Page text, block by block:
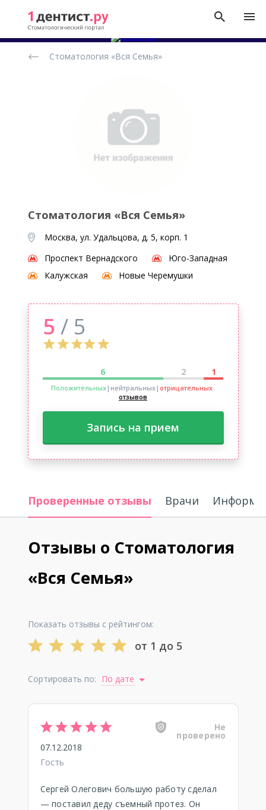
стоматологических
Стоматология «Вся Семья»
Стоматология «Вся Семья»
Москва, ул. Удальцова, д. 5, корп. 1
Проспект Вернадского
Юго-Западная
Калужская
Новые Черемушки
5 / 5
6 2 1
Положительных|нейтральных| отрицательных
отзывов
Запись на прием
Проверенные отзывы Врачи
Отзывы о Стоматология
«Вся Семья»
Показать отзывы с рейтингом:
от 1 до 5
Сортировать по: По дате
Не
проверено
07.12.2018
Гость
Сергей Олегович большую работу сделал
— поставил деду съемный протез. Он